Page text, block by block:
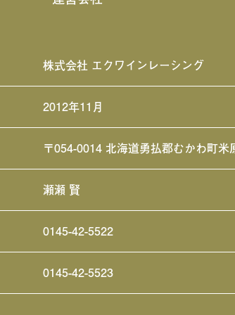
株式会社 エクワインレーシング
2012年11月
〒054-0014 北海道勇払郡むかわ町米
瀬瀬 賢
0145-42-5522
0145-42-5523